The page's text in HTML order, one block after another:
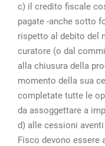
c) il credito fiscale
pagate -anche sotto
rispetto al debito del
curatore (o dal
alla chiusura della
momento della sua
completate tutte le
da assoggettare a
d) alle cessioni
Fisco devono essere